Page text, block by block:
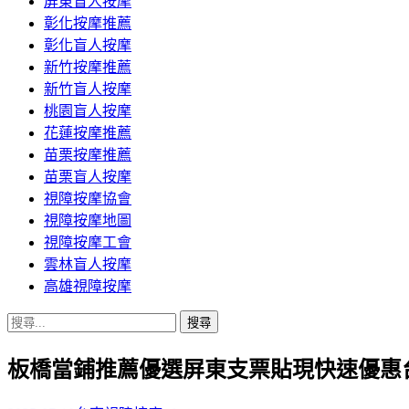
彰化按摩推薦
彰化盲人按摩
新竹按摩推薦
新竹盲人按摩
桃園盲人按摩
花蓮按摩推薦
苗栗按摩推薦
苗栗盲人按摩
視障按摩協會
視障按摩地圖
視障按摩工會
雲林盲人按摩
高雄視障按摩
搜
關
板橋當鋪推薦優選屏東支票貼現快速優惠